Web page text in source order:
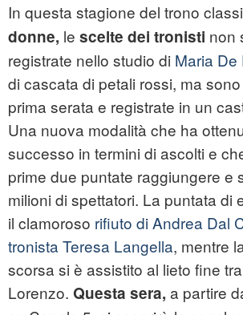
In questa stagione del trono
donne, le scelte dei tronisti non
registrate nello studio di Maria De
di cascata di petali rossi, ma
prima serata e registrate in un
Una nuova modalità che ha
successo in termini di ascolti e
prime due puntate raggiungere e
milioni di spettatori. La puntata di
il clamoroso rifiuto di Andrea Dal
tronista Teresa Langella, mentre
scorsa si è assistito al lieto fine
Lorenzo. Questa sera, a partire